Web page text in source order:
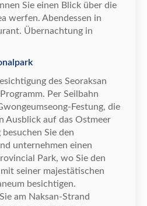
nnen Sie einen Blick über die
werfen. Abendessen in
Übernachtung in
des Seoraksan
Per Seilbahn
Festung, die
Ausblick auf das Ostmeer
Sie den
unternehmen einen
Park, wo Sie den
seiner majestätischen
besichtigen.
am Naksan-Strand